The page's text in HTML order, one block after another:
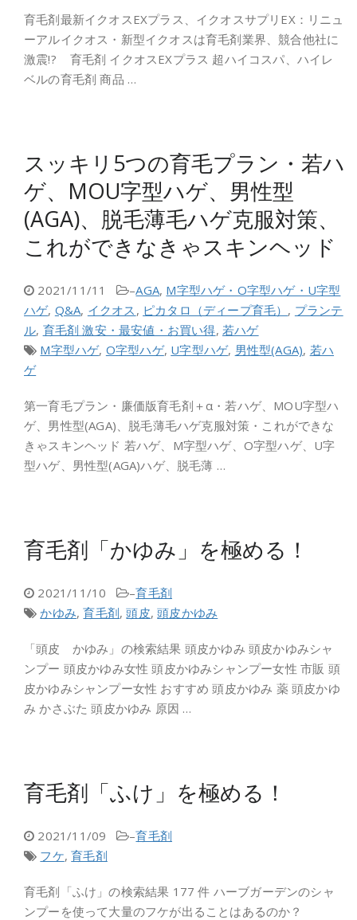
育毛剤最新イクオスEXプラス、イクオスサプリEX：リニュ
ーアルイクオス・新型イクオスは育毛剤業界、競合他社に
激震!? 育毛剤 イクオスEXプラス 超ハイコスパ、ハイレ
ベルの育毛剤 商品 …
スッキリ5つの育毛プラン・若ハ
ゲ、MOU字型ハゲ、男性型
(AGA)、脱毛薄毛ハゲ克服対策、
これができなきゃスキンヘッド
2021/11/11 –AGA, M字型ハゲ・O字型ハゲ・U字型
ハゲ, Q&A, イクオス , ピカタロ（ディープ育毛） , プランテ
ル, 育毛剤 激安・最安値・お買い得,若ハゲ
M字型ハゲ, O字型ハゲ, U字型ハゲ, 男性型(AGA), 若ハ
ゲ
第一育毛プラン・廉価版育毛剤＋α・若ハゲ、MOU字型ハ
ゲ、男性型(AGA)、脱毛薄毛ハゲ克服対策・これができな
きゃスキンヘッド 若ハゲ、M字型ハゲ、O字型ハゲ、U字
型ハゲ、男性型(AGA)ハゲ、脱毛薄 …
育毛剤「かゆみ」を極める！
2021/11/10 –育毛剤
かゆみ,育毛剤,頭皮,頭皮かゆみ
「頭皮 かゆみ」の検索結果 頭皮かゆみ 頭皮かゆみシャ
ンプー 頭皮かゆみ女性 頭皮かゆみシャンプー女性 市販 頭
皮かゆみシャンプー女性 おすすめ 頭皮かゆみ 薬 頭皮かゆ
み かさぶた 頭皮かゆみ 原因 …
育毛剤「ふけ」を極める！
2021/11/09 –育毛剤
フケ,育毛剤
育毛剤「ふけ」の検索結果 177 件 ハーブガーデンのシャ
ンプーを使って大量のフケが出ることはあるのか？